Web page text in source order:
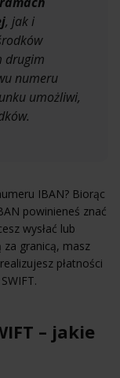
, jak i
drugim
numeru
umożliwi,
IBAN? Biorąc
powinieneś znać
wysłać lub
za granicą, masz
płatności
– jakie